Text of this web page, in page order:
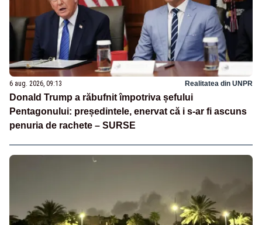
6 aug. 2026, 09:13 Realitatea din UNPR
Donald Trump a răbufnit împotriva șefului
Pentagonului: președintele, enervat că i s-ar fi ascuns
penuria de rachete – SURSE